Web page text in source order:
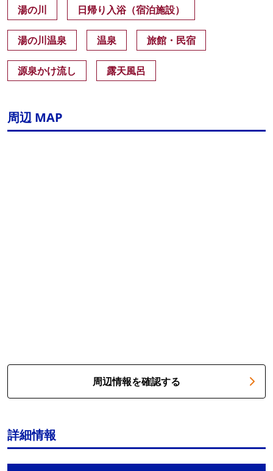
湯の川 日帰り入浴（宿泊施設）
湯の川温泉 温泉 旅館・民宿
源泉かけ流し 露天風呂
周辺 MAP
周辺情報を確認する
詳細情報